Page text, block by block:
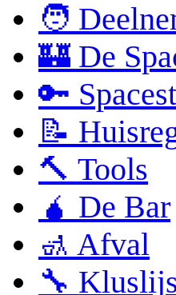
🧑
🏰 De
🔑
📝
🔨 Tools
🧉 De Bar
🚮 Afval
🔧